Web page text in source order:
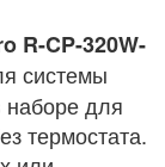
R-CP-320W-
системы
наборе для
термостата.